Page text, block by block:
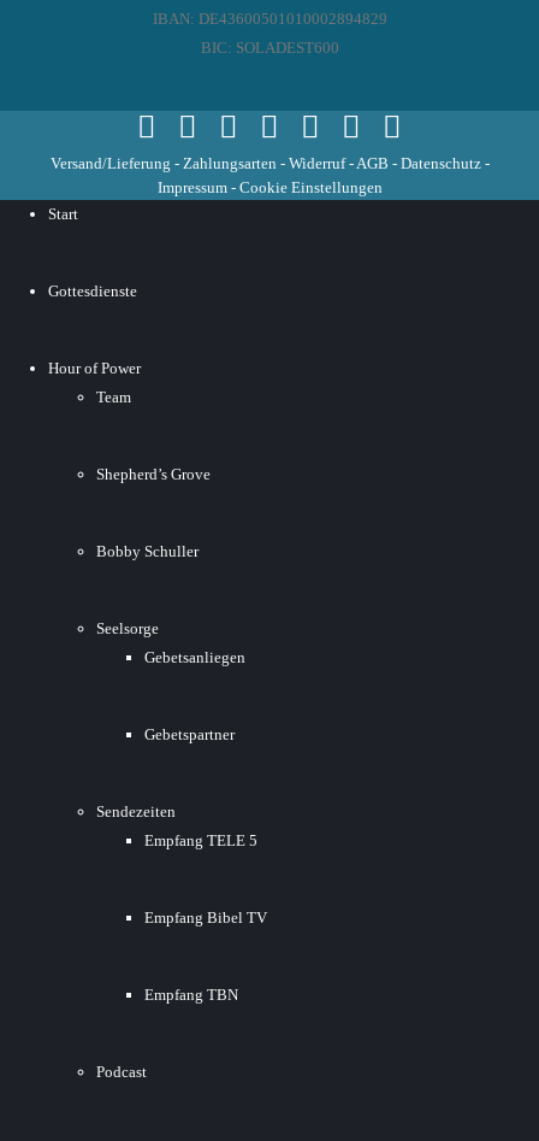
IBAN: DE43600501010002894829
BIC: SOLADEST600
Versand/Lieferung - Zahlungsarten - Widerruf-AGB - Datenschutz-
Impressum- Cookie Einstellungen
Start
Gottesdienste
Hour of Power
Team
Shepherd’s Grove
Bobby Schuller
Seelsorge
Gebetsanliegen
Gebetspartner
Sendezeiten
Empfang TELE 5
Empfang Bibel TV
Empfang TBN
Podcast